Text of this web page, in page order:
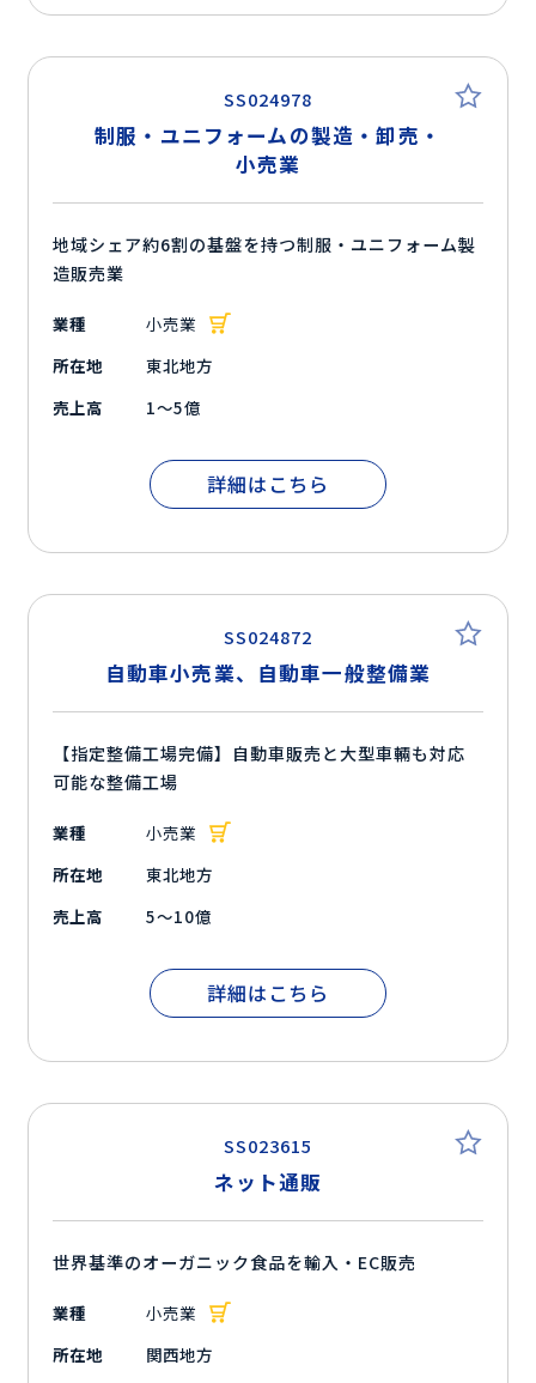
SS024978
制服・ユニフォームの製造・卸売・
小売業
地域シェア約6割の基盤を持つ制服・ユニフォーム製
造販売業
業種
小売業
所在地
東北地方
売上高
1～5億
詳細はこちら
SS024872
自動車小売業、自動車一般整備業
【指定整備工場完備】自動車販売と大型車輛も対応
可能な整備工場
業種
小売業
所在地
東北地方
売上高
5～10億
詳細はこちら
SS023615
ネット通販
世界基準のオーガニック食品を輸入・EC販売
業種
小売業
所在地
関西地方